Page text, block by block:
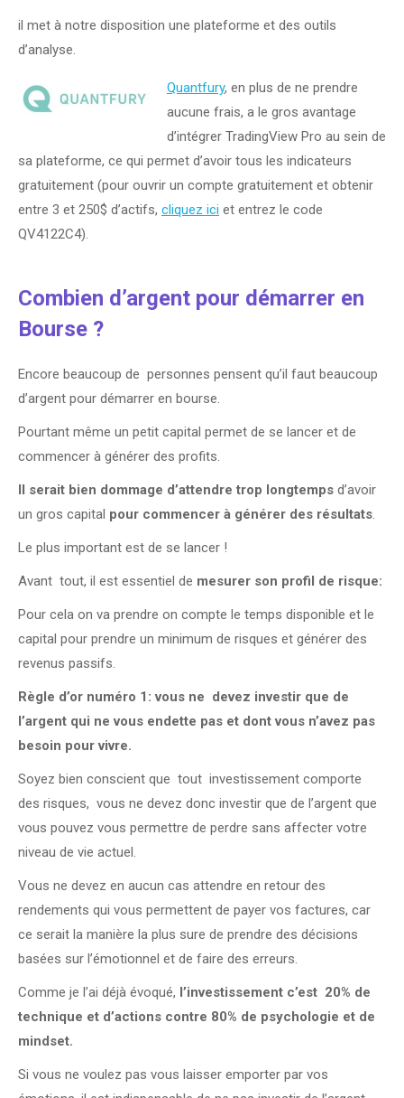
il met à notre disposition une plateforme et des outils
d’analyse.
Quantfury, en plus de ne prendre
aucune frais, a le gros avantage
d’intégrer TradingView Pro au sein de
sa plateforme, ce qui permet d’avoir tous les indicateurs
gratuitement (pour ouvrir un compte gratuitement et obtenir
entre 3 et 250$ d’actifs, cliquez ici et entrez le code
QV4122C4).
Combien d’argent pour démarrer en
Bourse ?
Encore beaucoup de personnes pensent qu’il faut beaucoup
d’argent pour démarrer en bourse.
Pourtant même un petit capital permet de se lancer et de
commencer à générer des profits.
Il serait bien dommage d’attendre trop longtemps d’avoir
un gros capital pour commencer à générer des résultats.
Le plus important est de se lancer !
Avant tout, il est essentiel de mesurer son profil de risque:
Pour cela on va prendre on compte le temps disponible et le
capital pour prendre un minimum de risques et générer des
revenus passifs.
Règle d’or numéro 1: vous ne devez investir que de
l’argent qui ne vous endette pas et dont vous n’avez pas
besoin pour vivre.
Soyez bien conscient que tout investissement comporte
des risques, vous ne devez donc investir que de l’argent que
vous pouvez vous permettre de perdre sans affecter votre
niveau de vie actuel.
Vous ne devez en aucun cas attendre en retour des
rendements qui vous permettent de payer vos factures, car
ce serait la manière la plus sure de prendre des décisions
basées sur l’émotionnel et de faire des erreurs.
Comme je l’ai déjà évoqué, l’investissement c’est 20% de
technique et d’actions contre 80% de psychologie et de
mindset.
Si vous ne voulez pas vous laisser emporter par vos